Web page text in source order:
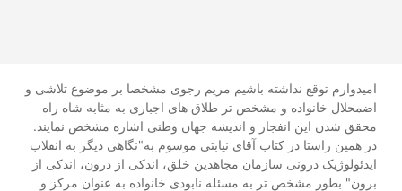
امیدوارم توقع نداشته باشیم مریم رجوی مشخصا بر موضوع تلاشی و
اضمحلال خانواده و مشخص تر طلاق های اجباری به مثابه شاه راه
محقق شدن این انفجار و اندیشه جهان وطنی اشاره مشخص نمایند.
در همین راستا در کتاب آقای نیابتی موسوم به"نگاهی دیگر به انقلاب
ایدئولوژیک درونی سازمان مجاهدین خلق، اندکی از درون، اندکی از
برون" بطور مشخص تر به مسئله نابودی خانواده به عنوان مرکز و